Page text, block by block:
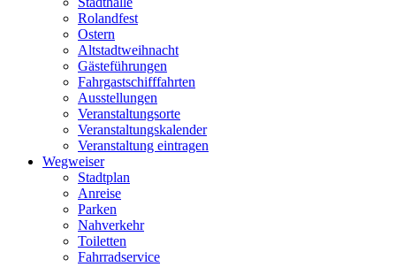
Rolandfest
Ostern
Altstadtweihnacht
Gästeführungen
Fahrgastschifffahrten
Ausstellungen
Veranstaltungsorte
Veranstaltungskalender
Veranstaltung eintragen
Wegweiser
Stadtplan
Anreise
Parken
Nahverkehr
Toiletten
Fahrradservice